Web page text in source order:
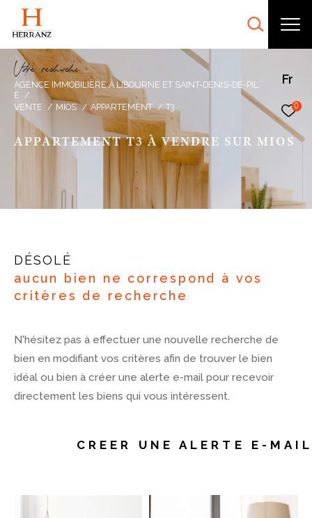
Fr
0
Vore recece
AGENCE IMMOBILIÈRE À LIBOURNE ET SAINT-DENIS-DE-PIL
E
VENTE
MIOS APPARTEMENT T3
APPARTEMENT T3 À VENDRE SUR MIOS
DÉSOLÉ
aucun bien ne correspond à vos
critères de recherche
N'hésitez pas à effectuer une nouvelle recherche de
bien en modifiant vos critères afin de trouver le bien
idéal ou bien à créer une alerte e-mail pour recevoir
directement les biens qui vous intéressent.
CREER UNE ALERTE E-